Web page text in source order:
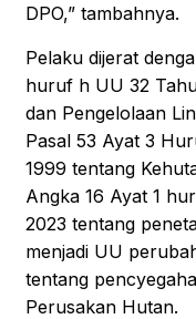
DPO,” tambahnya.
Pelaku dijerat
huruf h UU 32
dan Pengelolaan
Pasal 53 Ayat 3
1999 tentang
Angka 16 Ayat 1
2023 tentang
menjadi UU
tentang
Perusakan Hutan.